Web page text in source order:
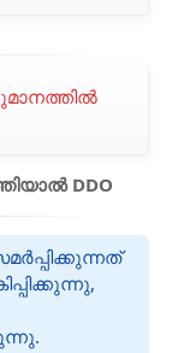
DDO